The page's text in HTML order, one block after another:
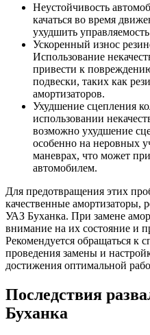
Неустойчивость
качаться во время
ухудшить
Ускоренный износ
Использование
привести к
подвески, таких как
амортизаторов.
Ухудшение сцепления
использовании
возможно ухудшение
особенно на неровных
маневрах, что может
автомобилем.
Для предотвращения этих
качественные амортизаторы,
УАЗ Буханка. При замене
внимание на их состояние и
Рекомендуется обращаться к
проведения замены и
достижения оптимальной
Последствия
Буханка